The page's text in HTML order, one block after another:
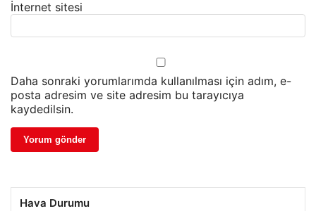
İnternet sitesi
Daha sonraki yorumlarımda kullanılması için adım, e-
posta adresim ve site adresim bu tarayıcıya
kaydedilsin.
Hava Durumu